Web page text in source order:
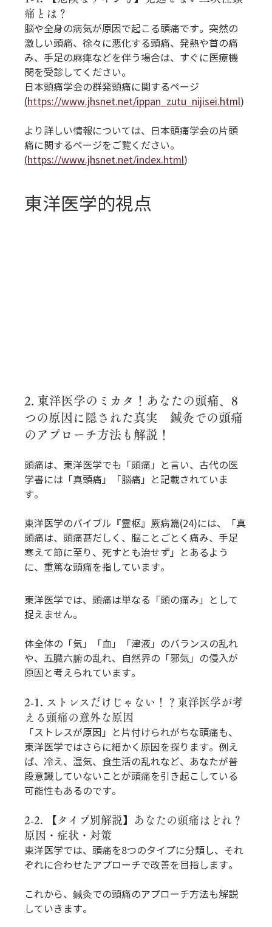
痛とは？
脳や全身の病気が原因で起こる頭痛です。突然の
激しい頭痛、徐々に悪化する頭痛、発熱や首の痛
み、手足の麻痺などを伴う場合は、すぐに医療機
関を受診してください。
日本頭痛学会の群発頭痛に関するページ
(https://www.jhsnet.net/ippan_zutu_nijisei.html )
より詳しい情報については、日本頭痛学会の片頭
痛に関するページをご覧ください。
(https://www.jhsnet.net/index.html )
東洋医学的視点
2. 東洋医学のミカタ！あなたの頭痛、8
つの原因に隠された真実　鍼灸での頭痛
のアプローチ方法も解説！
頭痛は、東洋医学でも「頭痛」と言い、古代の医
学書には「真頭痛」「脳痛」と記載されていま
す。
東洋医学のバイブル『霊枢』厥病篇(24)には、「真
頭痛は、頭痛甚だしく、脳ことごとく痛み、手足
寒えて節に至り、死すとも治せず」とあるよう
に、重篤な頭痛を指しています。
東洋医学では、頭痛は単なる「頭の痛み」として
捉えません。
体全体の「気」「血」「津液」のバランスの乱れ
や、五臓六腑の乱れ、自然界の「邪気」の侵入が
原因と考えられています。
2-1. ストレスだけじゃない！？東洋医学が考
える頭痛の意外な原因
「ストレスが原因」と片付けられがちな頭痛も、
東洋医学ではさらに細かく原因を探ります。例え
ば、冷え、湿気、食生活の乱れなど、あなたが普
段意識していないことが頭痛を引き起こしている
可能性もあるのです。
2-2. 【タイプ別解説】あなたの頭痛はどれ？
原因・症状・対策
東洋医学では、頭痛を8つのタイプに分類し、それ
ぞれに合わせたアプローチで改善を目指します。
これから、鍼灸での頭痛のアプローチ方法も解説
していきます。